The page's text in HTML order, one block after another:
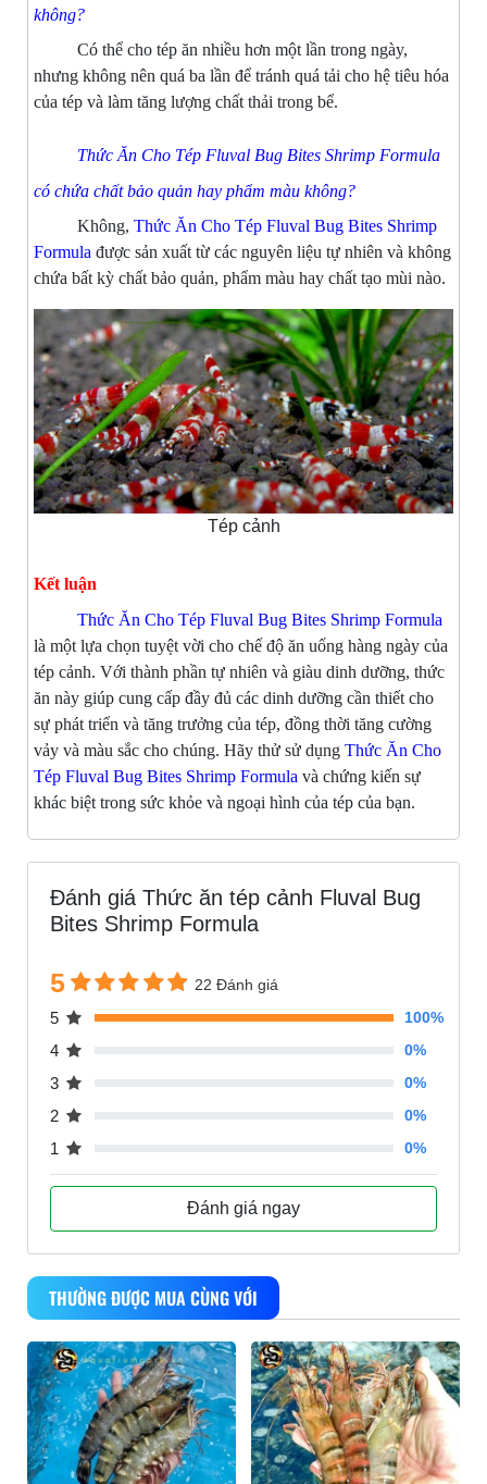
không?
Có thể cho tép ăn nhiều hơn một lần trong ngày,
nhưng không nên quá ba lần để tránh quá tải cho hệ tiêu hóa
của tép và làm tăng lượng chất thải trong bể.
Thức Ăn Cho Tép Fluval Bug Bites Shrimp Formula
có chứa chất bảo quản hay phẩm màu không?
Không, Thức Ăn Cho Tép Fluval Bug Bites Shrimp
Formula được sản xuất từ các nguyên liệu tự nhiên và không
chứa bất kỳ chất bảo quản, phẩm màu hay chất tạo mùi nào.
Tép cảnh
Kết luận
Thức Ăn Cho Tép Fluval Bug Bites Shrimp Formula
là một lựa chọn tuyệt vời cho chế độ ăn uống hàng ngày của
tép cảnh. Với thành phần tự nhiên và giàu dinh dưỡng, thức
ăn này giúp cung cấp đầy đủ các dinh dưỡng cần thiết cho
sự phát triển và tăng trưởng của tép, đồng thời tăng cường
vảy và màu sắc cho chúng. Hãy thử sử dụng Thức Ăn Cho
Tép Fluval Bug Bites Shrimp Formula và chứng kiến sự
khác biệt trong sức khỏe và ngoại hình của tép của bạn.
Đánh giá Thức ăn tép cảnh Fluval Bug
Bites Shrimp Formula
5 22 Đánh giá
5 100%
4 0%
3 0%
2 0%
1 0%
Đánh giá ngay
THƯỜNG ĐƯỢC MUA CÙNG VỚI